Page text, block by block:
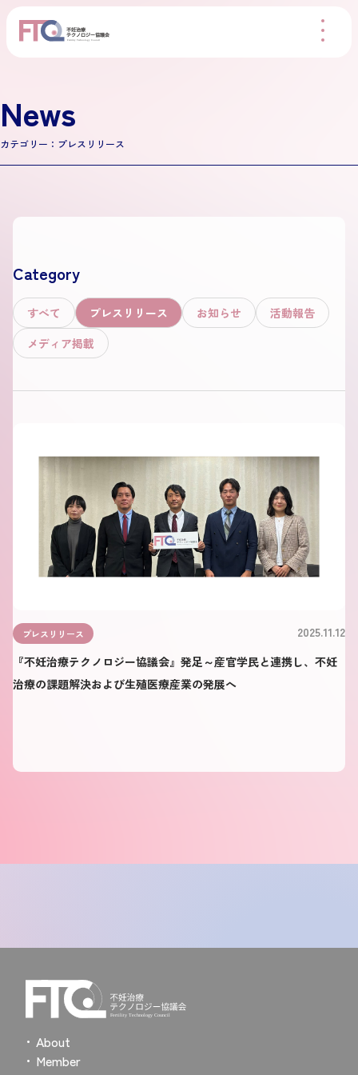
News
カテゴリー：プレスリリース
Category
すべて プレスリリース お知らせ
活動報告
メディア掲載
プレスリリース
2025.11.12
『不妊治療テクノロジー協議会』発足～産官学民と連携し、不妊
治療の課題解決および生殖医療産業の発展へ
About
Member